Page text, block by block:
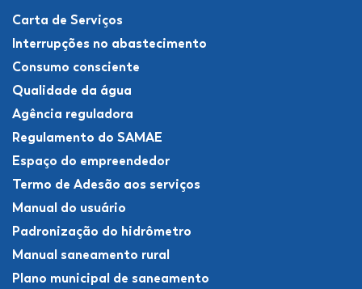
Carta de Serviços
Interrupções no abastecimento
Consumo consciente
Qualidade da água
Agência reguladora
Regulamento do SAMAE
Espaço do empreendedor
Termo de Adesão aos serviços
Manual do usuário
Padronização do hidrômetro
Manual saneamento rural
Plano municipal de saneamento